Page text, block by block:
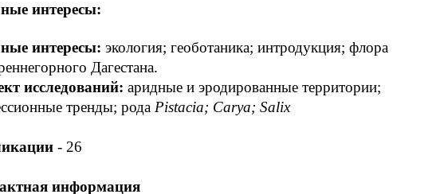
интересы:
интересы: экология; геоботаника; интродукция; флора
Дагестана.
исследований: аридные и эродированные территории;
тренды; рода Pistacia; Carya; Salix
- 26
информация